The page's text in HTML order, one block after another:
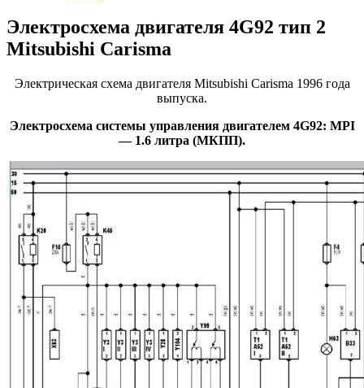
Электросхема двигателя 4G92 тип 2
Mitsubishi Carisma
Электрическая схема двигателя Mitsubishi Carisma 1996 года
выпуска.
Электросхема системы управления двигателем 4G92: MPI
— 1.6 литра (МКПП).